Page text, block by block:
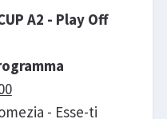
A2 - Play Off
- Esse-ti